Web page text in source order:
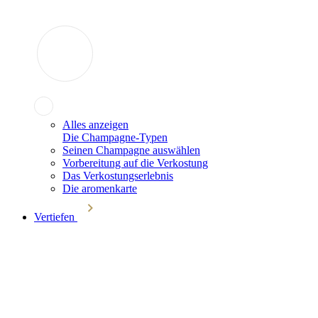
Alles anzeigen
Die Champagne-Typen
Seinen Champagne auswählen
Vorbereitung auf die Verkostung
Das Verkostungserlebnis
Die aromenkarte
Vertiefen